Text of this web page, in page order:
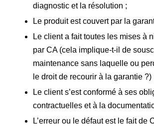
diagnostic et la résolution ;
Le produit est couvert par la
Le client a fait toutes les mises à
par CA (cela implique-t-il de
maintenance sans laquelle ou
le droit de recourir à la garantie ?)
Le client s’est conformé à ses
contractuelles et à la
L’erreur ou le défaut est le fait de